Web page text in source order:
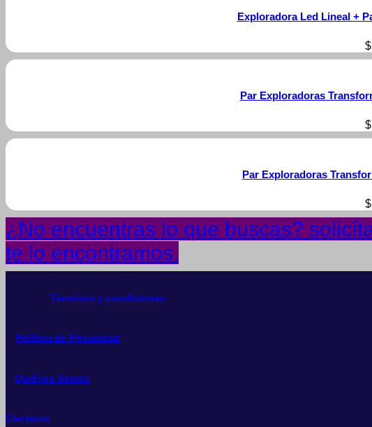
Exploradora Led Lineal +
$
Par Exploradoras
$
Par Exploradoras
$
¿No encuentras lo que buscas?
te lo encontramos.
Términos y condiciones
Política de Privacidad
Quiénes Somos
Contacto